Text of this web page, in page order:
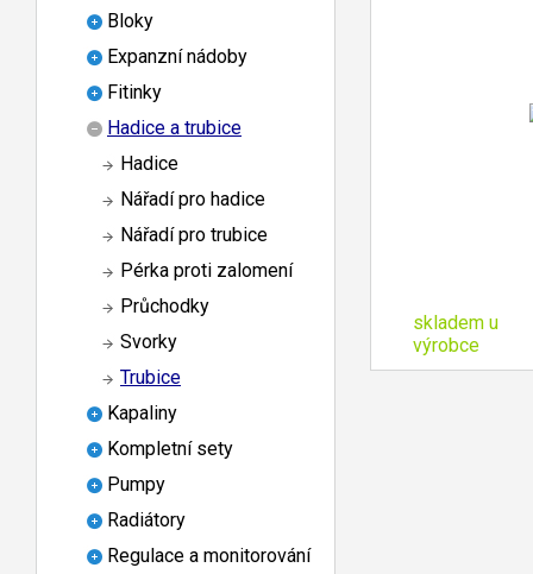
Bloky
Expanzní nádoby
Fitinky
Hadice a trubice
Hadice
Nářadí pro hadice
Nářadí pro trubice
Pérka proti zalomení
Průchodky
Svorky
Trubice
Kapaliny
Kompletní sety
Pumpy
Radiátory
Regulace a monitorování
skladem u
výrobce